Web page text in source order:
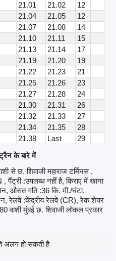
21.01 21.02
12
21.04 21.05
12
21.07 21.08
14
21.10 21.11
15
21.13 21.14
17
21.19 21.20
19
21.22 21.23
21
21.25 21.26
23
21.27 21.28
24
21.30 21.31
26
21.32 21.33
27
21.34 21.35
28
21.38 Last
29
के बारे में
से छ. शिवाजी महाराज टर्मिनस ,
पैंट्री :उपलब्ध नहीं है, किराए में खाना
औसत गति :36 कि. मी./घंटा,
रेलवे :केंद्रीय रेलवे (CR), रेक शेयर
वाशी मुंबई छ. शिवाजी लोकल प्रकार
अलग हो सकती है